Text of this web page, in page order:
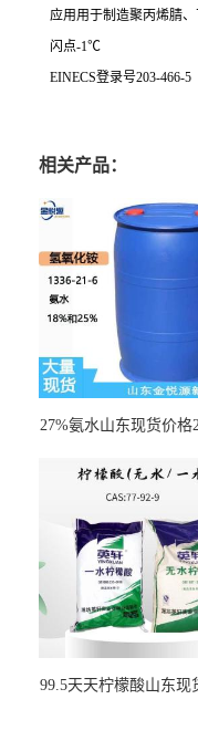
应用用于制造聚丙烯腈
闪点-1℃
EINECS登录号203-466-5
相关产品：
27%氨水山东现货价格
99.5天天柠檬酸山东现